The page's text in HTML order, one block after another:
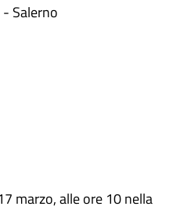
Salerno
marzo, alle ore 10 nella